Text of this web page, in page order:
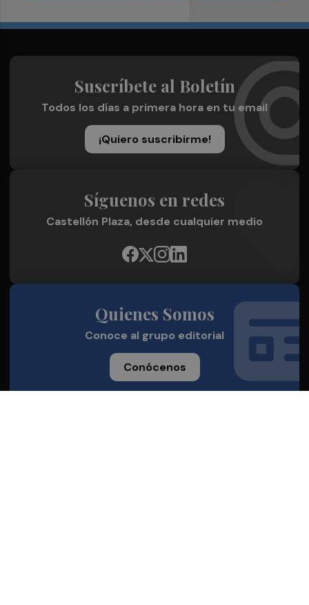
Suscríbete al Boletín
Todos los días a primera hora en tu email
¡Quiero suscribirme!
Síguenos en redes
Castellón Plaza, desde cualquier medio
Quienes Somos
Conoce al grupo editorial
Conócenos